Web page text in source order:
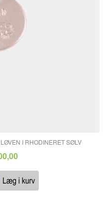
I RHODINERET SØLV